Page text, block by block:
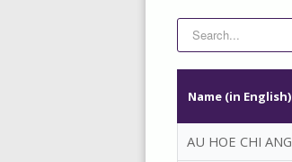
Name (in English)
AU HOE CHI